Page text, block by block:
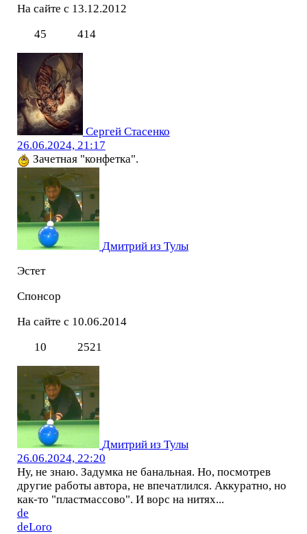
На сайте с 13.12.2012
45
414
Сергей Стасенко
26.06.2024, 21:17
Зачетная "конфетка".
Дмитрий из Тулы
Эстет
Спонсор
На сайте с 10.06.2014
10
2521
Дмитрий из Тулы
26.06.2024, 22:20
Ну, не знаю. Задумка не банальная. Но, посмотрев
другие работы автора, не впечатлился. Аккуратно, но
как-то "пластмассово". И ворс на нитях...
de
deLoro